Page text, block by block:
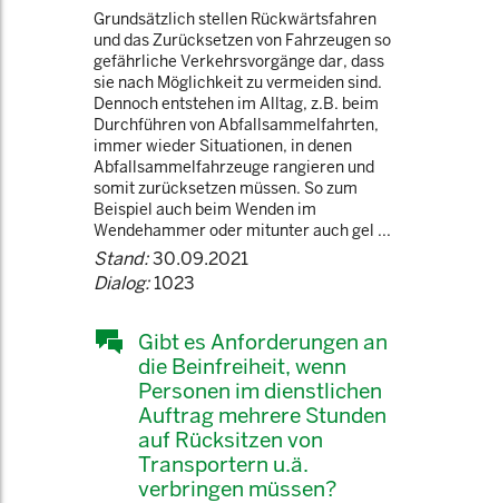
Grundsätzlich stellen Rückwärtsfahren
und das Zurücksetzen von Fahrzeugen so
gefährliche Verkehrsvorgänge dar, dass
sie nach Möglichkeit zu vermeiden sind.
Dennoch entstehen im Alltag, z.B. beim
Durchführen von Abfallsammelfahrten,
immer wieder Situationen, in denen
Abfallsammelfahrzeuge rangieren und
somit zurücksetzen müssen. So zum
Beispiel auch beim Wenden im
Wendehammer oder mitunter auch gel ...
Stand:30.09.2021
Dialog:1023
Gibt es Anforderungen an
die Beinfreiheit, wenn
Personen im dienstlichen
Auftrag mehrere Stunden
auf Rücksitzen von
Transportern u.ä.
verbringen müssen?